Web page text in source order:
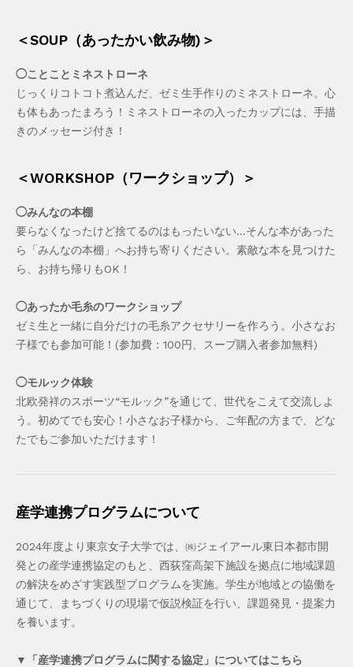
＜SOUP（あったかい飲み物)＞
◯ことことミネストローネ
じっくりコトコト煮込んだ、ゼミ生手作りのミネストローネ。心
も体もあったまろう！ミネストローネの入ったカップには、手描
きのメッセージ付き！
＜WORKSHOP（ワークショップ）＞
◯みんなの本棚
要らなくなったけど捨てるのはもったいない…そんな本があった
ら「みんなの本棚」へお持ち寄りください。素敵な本を見つけた
ら、お持ち帰りもOK！
◯あったか毛糸のワークショップ
ゼミ生と一緒に自分だけの毛糸アクセサリーを作ろう。小さなお
子様でも参加可能！(参加費：100円、スープ購入者参加無料)
◯モルック体験
北欧発祥のスポーツ“モルック”を通じて、世代をこえて交流しよ
う。初めてでも安心！小さなお子様から、ご年配の方まで、どな
たでもご参加いただけます！
産学連携プログラムについて
2024年度より東京女子大学では、㈱ジェイアール東日本都市開
発との産学連携協定のもと、西荻窪高架下施設を拠点に地域課題
の解決をめざす実践型プログラムを実施。学生が地域との協働を
通じて、まちづくりの現場で仮説検証を行い、課題発見・提案力
を養います。
▼「産学連携プログラムに関する協定」についてはこちら